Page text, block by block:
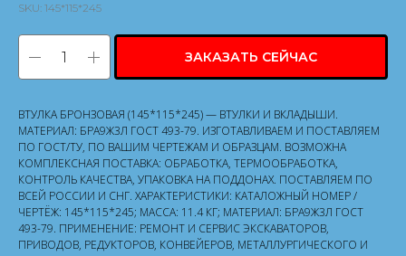
SKU: 145*115*245
ЗАКАЗАТЬ СЕЙЧАС
ВТУЛКА БРОНЗОВАЯ (145*115*245) — ВТУЛКИ И ВКЛАДЫШИ.
МАТЕРИАЛ: БРА9Ж3Л ГОСТ 493-79. ИЗГОТАВЛИВАЕМ И ПОСТАВЛЯЕМ
ПО ГОСТ/ТУ, ПО ВАШИМ ЧЕРТЕЖАМ И ОБРАЗЦАМ. ВОЗМОЖНА
КОМПЛЕКСНАЯ ПОСТАВКА: ОБРАБОТКА, ТЕРМООБРАБОТКА,
КОНТРОЛЬ КАЧЕСТВА, УПАКОВКА НА ПОДДОНАХ. ПОСТАВЛЯЕМ ПО
ВСЕЙ РОССИИ И СНГ. ХАРАКТЕРИСТИКИ: КАТАЛОЖНЫЙ НОМЕР /
ЧЕРТЁЖ: 145*115*245; МАССА: 11.4 КГ; МАТЕРИАЛ: БРА9Ж3Л ГОСТ
493-79. ПРИМЕНЕНИЕ: РЕМОНТ И СЕРВИС ЭКСКАВАТОРОВ,
ПРИВОДОВ, РЕДУКТОРОВ, КОНВЕЙЕРОВ, МЕТАЛЛУРГИЧЕСКОГО И